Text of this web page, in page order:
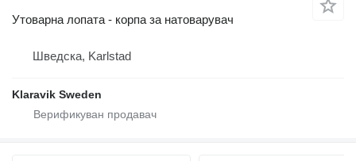
Утоварна лопата - корпа за натоварувач
Шведска, Karlstad
Klaravik Sweden